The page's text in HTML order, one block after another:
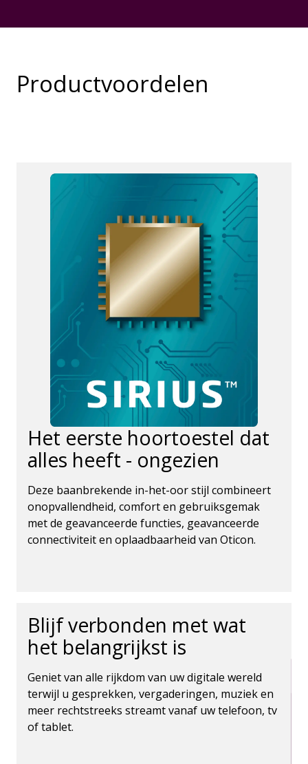
Productvoordelen
Het eerste hoortoestel dat
alles heeft - ongezien
Deze baanbrekende in-het-oor stijl combineert
onopvallendheid, comfort en gebruiksgemak
met de geavanceerde functies, geavanceerde
connectiviteit en oplaadbaarheid van Oticon.
Blijf verbonden met wat
het belangrijkst is
Geniet van alle rijkdom van uw digitale wereld
terwijl u gesprekken, vergaderingen, muziek en
meer rechtstreeks streamt vanaf uw telefoon, tv
of tablet.